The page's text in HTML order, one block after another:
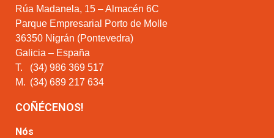
Rúa Madanela, 15 – Almacén 6C
Parque Empresarial Porto de Molle
36350 Nigrán (Pontevedra)
Galicia – España
T.
(34) 986 369 517
M. (34) 689 217 634
COÑÉCENOS!
Nós